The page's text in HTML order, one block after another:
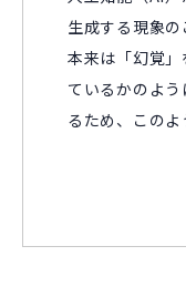
生成する現象の
本来は「幻覚
ているかのよ
るため、このよ